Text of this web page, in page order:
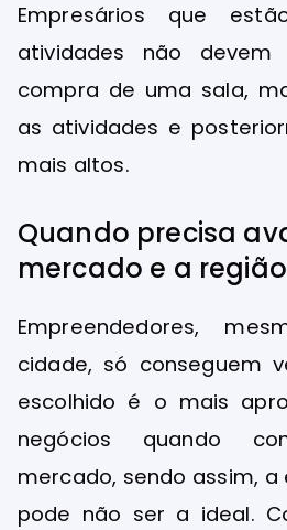
Empresários que
atividades não
compra de uma sala,
as atividades e
mais altos.
Quando precisa
mercado e a região
Empreendedores,
cidade, só conseguem
escolhido é o mais
negócios quando
mercado, sendo assim,
pode não ser a ideal.